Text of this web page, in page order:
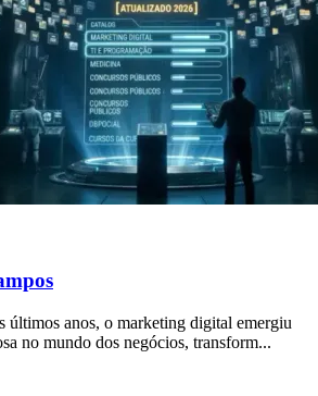
últimos anos, o marketing digital emergiu
no mundo dos negócios, transform...